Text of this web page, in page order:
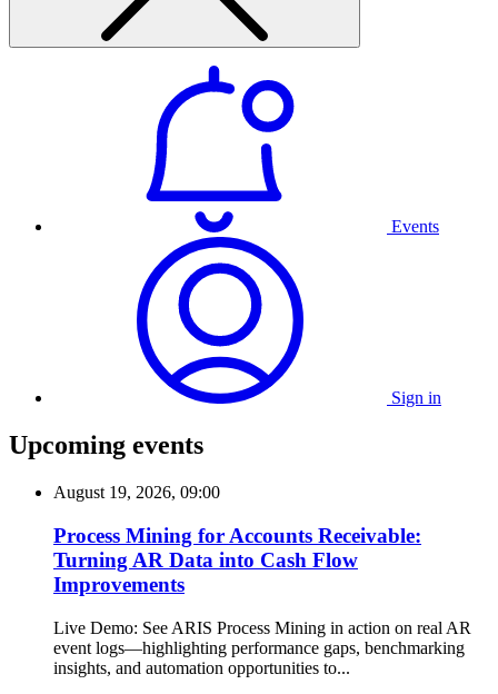
Events
Sign in
Upcoming events
August 19, 2026, 09:00
Process Mining for Accounts Receivable:
Turning AR Data into Cash Flow
Improvements
Live Demo: See ARIS Process Mining in action on real AR
event logs—highlighting performance gaps, benchmarking
insights, and automation opportunities to...